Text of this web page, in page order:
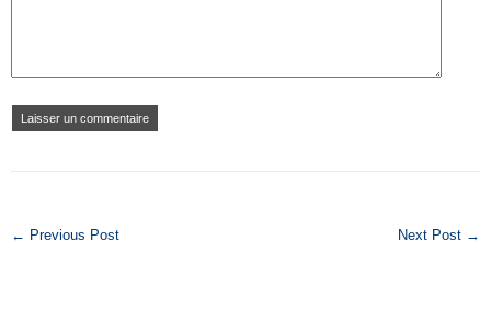
← Previous Post Next Post →